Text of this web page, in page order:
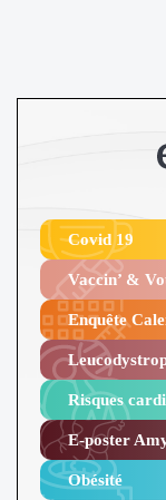
Covid 19
Vaccin’ &
Enquête
Risques
E-poster
Obésité ​